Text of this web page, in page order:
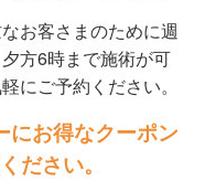
お客さまのために週
方6時まで施術が可
にご予約ください。
にお得なクーポン
ださい。